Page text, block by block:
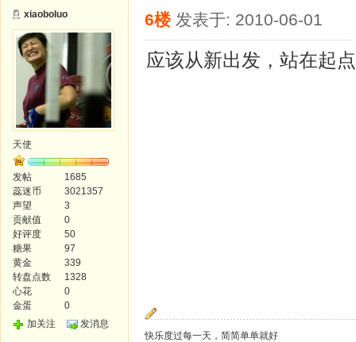
xiaoboluo
天使
发帖
1685
蕊迷币
3021357
声望
3
贡献值
0
好评度
50
糖果
97
黄金
339
转盘点数
1328
心花
0
金蛋
0
加关注
发消息
6楼 发表于: 2010-06-01
应该从新出发，站在起
快乐度过每一天，简简单单就好